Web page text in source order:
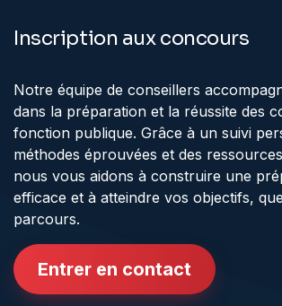
Inscription aux concours
Notre équipe de conseillers
dans la préparation et la réussite des
fonction publique. Grâce à un suivi
méthodes éprouvées et des
nous vous aidons à construire une
efficace et à atteindre vos objectifs,
parcours.
Entrer en contact